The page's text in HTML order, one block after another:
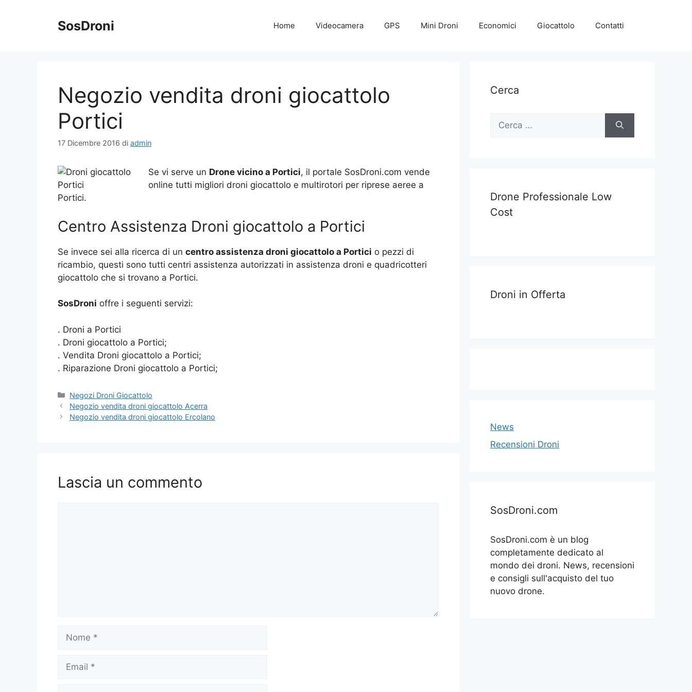
SosDroni Home Videocamera GPS Mini Droni Economici Giocattolo Contatti
Negozio vendita droni giocattolo
Portici
17 Dicembre 2016 di admin
Se vi serve un Drone vicino a Portici, il portale SosDroni.com vende
online tutti migliori droni giocattolo e multirotori per riprese aeree a
Portici.
Centro Assistenza Droni giocattolo a Portici
Se invece sei alla ricerca di un centro assistenza droni giocattolo a Portici o pezzi di
ricambio, questi sono tutti centri assistenza autorizzati in assistenza droni e quadricotteri
giocattolo che si trovano a Portici.
SosDroni offre i seguenti servizi:
. Droni a Portici
. Droni giocattolo a Portici;
. Vendita Droni giocattolo a Portici;
. Riparazione Droni giocattolo a Portici;
Categorie
Negozi Droni Giocattolo
Negozio vendita droni giocattolo Acerra
Negozio vendita droni giocattolo Ercolano
Lascia un commento
Cerca
Ricerca
Drone Professionale Low
Cost
Droni in Offerta
News
Recensioni Droni
SosDroni.com
SosDroni.com è un blog
completamente dedicato al
mondo dei droni. News, recensioni
e consigli sull'acquisto del tuo
nuovo drone.